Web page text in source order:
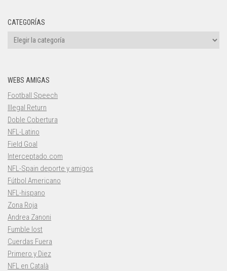
CATEGORÍAS
Categorías
WEBS AMIGAS
Football Speech
Illegal Return
Doble Cobertura
NFL-Latino
Field Goal
Interceptado.com
NFL-Spain deporte y amigos
Fútbol Americano
NFL-hispano
Zona Roja
Andrea Zanoni
Fumble lost
Cuerdas Fuera
Primero y Diez
NFL en Català